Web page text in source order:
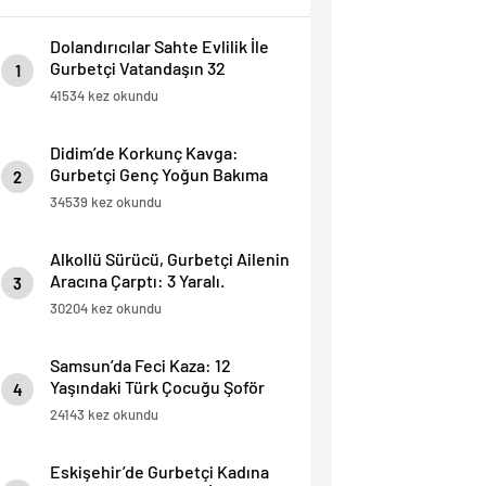
1
Dolandırıcılar Sahte Evlilik İle
Gurbetçi Vatandaşın 32
Dairesini Elinden Aldılar.
41534 kez okundu
2
Didim’de Korkunç Kavga:
Gurbetçi Genç Yoğun Bakıma
Alındı.
34539 kez okundu
3
Alkollü Sürücü, Gurbetçi Ailenin
Aracına Çarptı: 3 Yaralı.
30204 kez okundu
4
Samsun’da Feci Kaza: 12
Yaşındaki Türk Çocuğu Şoför
Hayatını Kaybetti, 3 Yaralı.
24143 kez okundu
Eskişehir’de Gurbetçi Kadına